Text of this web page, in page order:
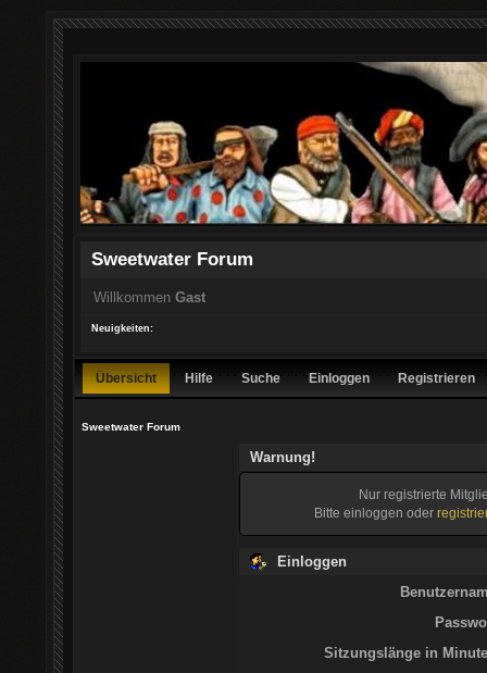
Sweetwater Forum
Willkommen Gast
Neuigkeiten:
Übersicht Hilfe Suche Einloggen Registrieren
Sweetwater Forum
Warnung!
Nur registrierte
Bitte einloggen oder
Einloggen
Sitzungslänge in